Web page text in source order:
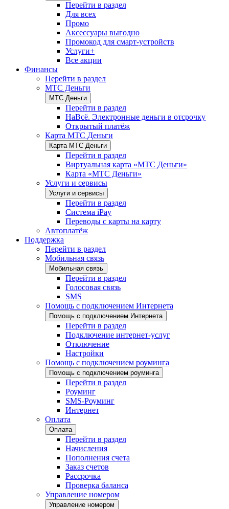
Перейти в раздел
Для всех
Промо
Аксессуары выгодно
Промокод для смарт-устройств
Услуги+
Все акции
Финансы
Перейти в раздел
МТС Деньги
МТС Деньги
Перейти в раздел
НаВсё. Электронные деньги в отсрочку
Открытый платёж
Карта МТС Деньги
Карта МТС Деньги
Перейти в раздел
Виртуальная карта «МТС Деньги»
Карта «МТС Деньги»
Услуги и сервисы
Услуги и сервисы
Перейти в раздел
Система iPay
Переводы с карты на карту
Автоплатёж
Поддержка
Перейти в раздел
Мобильная связь
Мобильная связь
Перейти в раздел
Голосовая связь
SMS
Помощь с подключением Интернета
Помощь с подключением Интернета
Перейти в раздел
Подключение интернет-услуг
Отключение
Настройки
Помощь с подключением роуминга
Помощь с подключением роуминга
Перейти в раздел
Роуминг
SMS-Роуминг
Интернет
Оплата
Оплата
Перейти в раздел
Начисления
Пополнения счета
Заказ счетов
Рассрочка
Проверка баланса
Управление номером
Управление номером